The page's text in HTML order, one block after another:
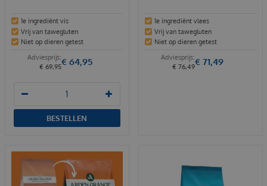
1e ingrediënt vis
Vrij van tawegluten
Niet op dieren getest
€ 69,95€ 64,95
BESTELLEN
1e ingrediënt vlees
Vrij van tawegluten
Niet op dieren getest
€ 76,49€ 71,49